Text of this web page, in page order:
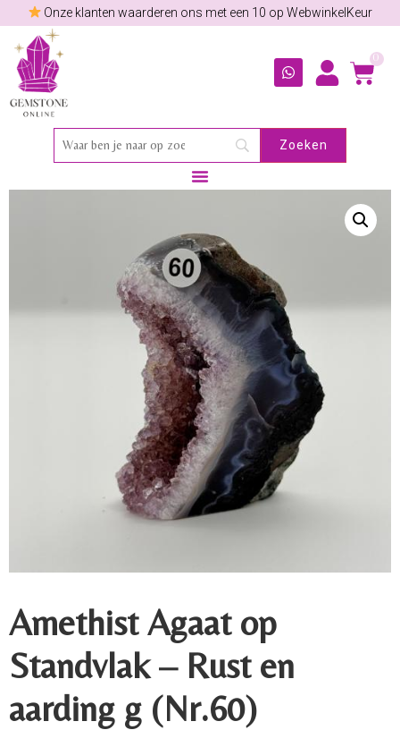
Onze klanten waarderen ons met een 10 op WebwinkelKeur
0
Amethist Agaat op
Standvlak – Rust en
aarding g (Nr.60)